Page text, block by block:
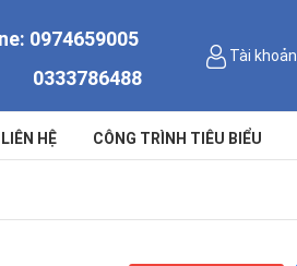
0974659005
0333786488
Tài khoản
LIÊN HỆ CÔNG TRÌNH TIÊU BIỂU